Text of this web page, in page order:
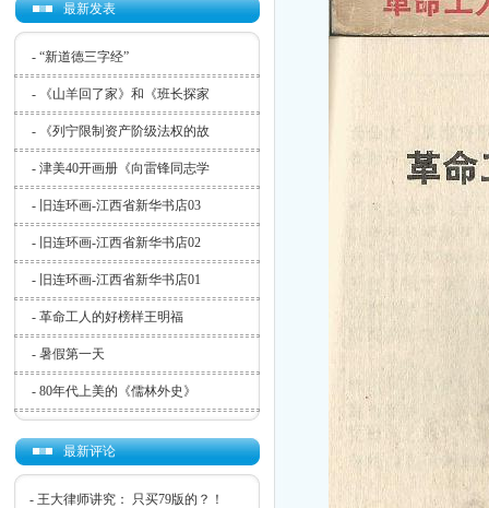
最新发表
- “新道德三字经”
- 《山羊回了家》和《班长探家
- 《列宁限制资产阶级法权的故
- 津美40开画册《向雷锋同志学
- 旧连环画-江西省新华书店03
- 旧连环画-江西省新华书店02
- 旧连环画-江西省新华书店01
- 革命工人的好榜样王明福
- 暑假第一天
- 80年代上美的《儒林外史》
最新评论
- 王大律师讲究： 只买79版的？！